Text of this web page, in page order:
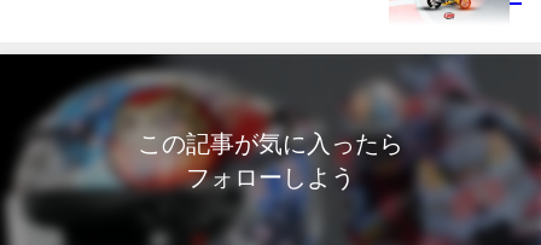
この記事が気に入ったら
フォローしよう